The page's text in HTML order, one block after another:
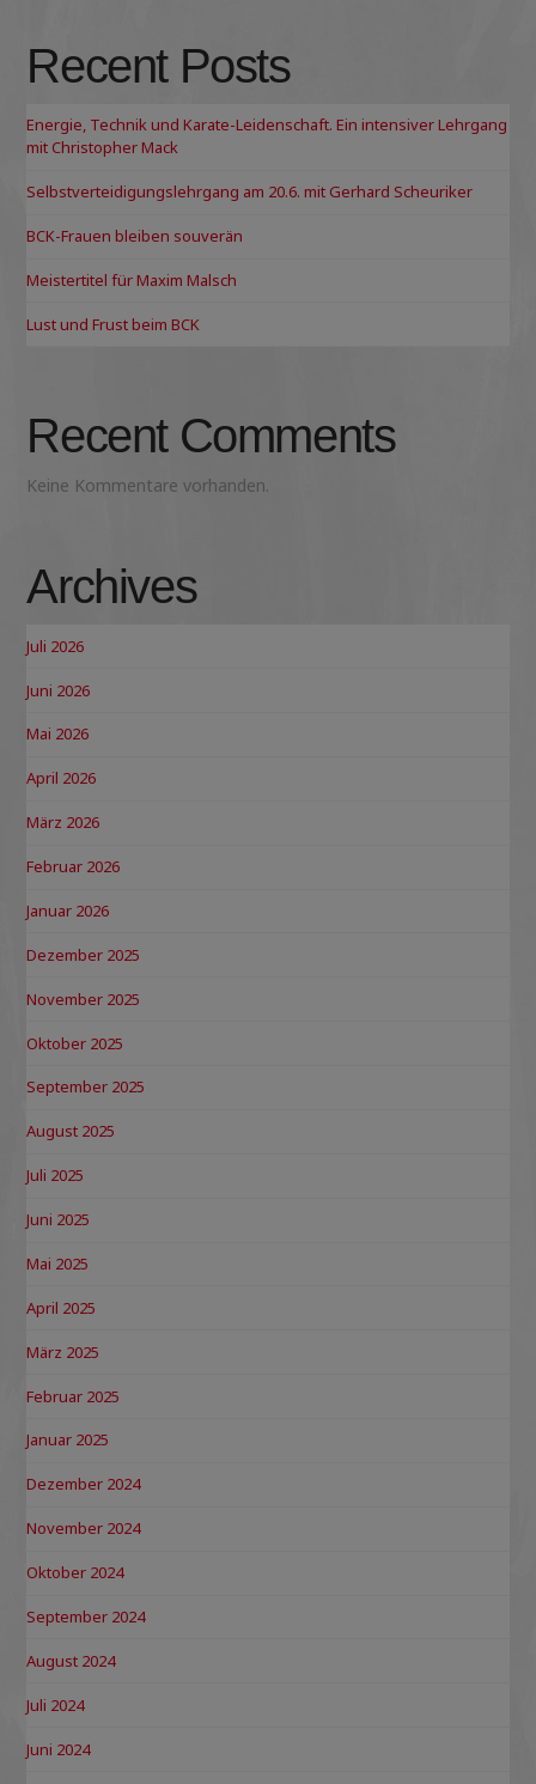
Recent Posts
Energie, Technik und Karate-Leidenschaft. Ein intensiver Lehrgang
mit Christopher Mack
Selbstverteidigungslehrgang am 20.6. mit Gerhard Scheuriker
BCK-Frauen bleiben souverän
Meistertitel für Maxim Malsch
Lust und Frust beim BCK
Recent Comments
Keine Kommentare vorhanden.
Archives
Juli 2026
Juni 2026
Mai 2026
April 2026
März 2026
Februar 2026
Januar 2026
Dezember 2025
November 2025
Oktober 2025
September 2025
August 2025
Juli 2025
Juni 2025
Mai 2025
April 2025
März 2025
Februar 2025
Januar 2025
Dezember 2024
November 2024
Oktober 2024
September 2024
August 2024
Juli 2024
Juni 2024